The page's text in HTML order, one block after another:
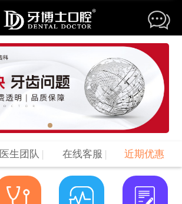
医生团队 | 在线客服 | 近期优惠